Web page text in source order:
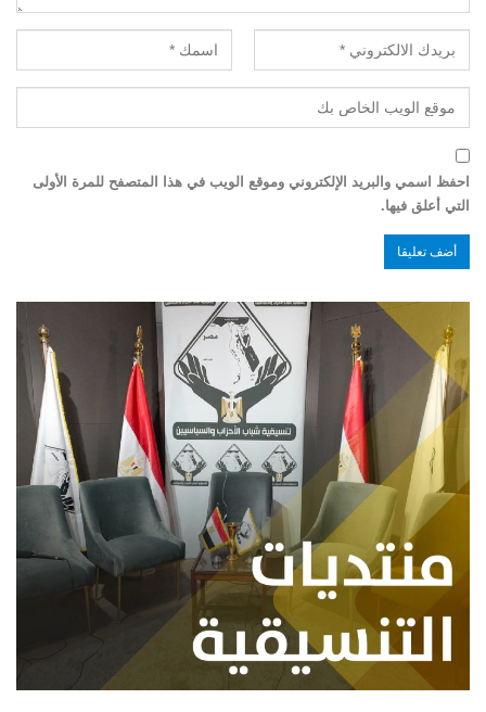
احفظ اسمي والبريد الإلكتروني وموقع الويب في هذا المتصفح للمرة الأولى
التي أعلق فيها.